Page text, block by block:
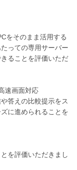
をそのまま活用する
っての専用サーバー
ることを評価いただ
速画面対応
答えの比較提示をス
に進められることを
を評価いただきまし